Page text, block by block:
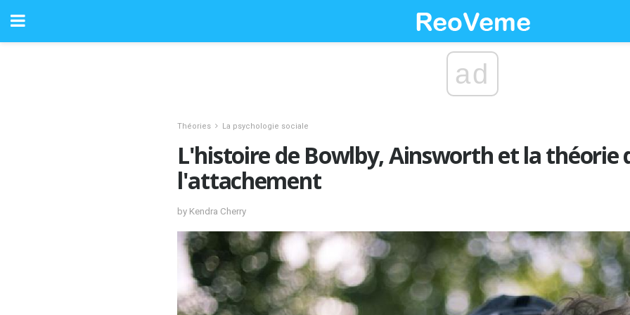
ad
Théories La psychologie sociale
L'histoire de Bowlby, Ainsworth et la théorie
l'attachement
by Kendra Cherry